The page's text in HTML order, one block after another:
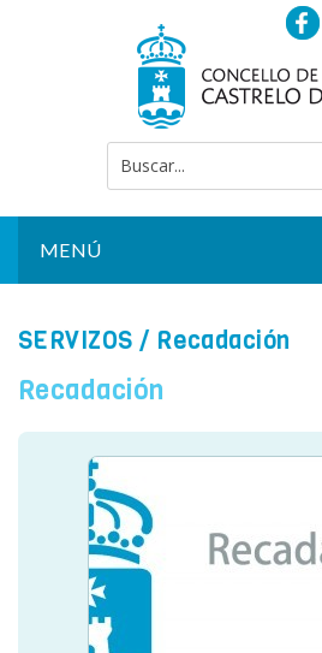
MENÚ
INSTALACIÓNS
SERVIZOS
SEDE ELECTRÓNICA
CÓNTANOS
SERVIZOS / Recadación
Recadación